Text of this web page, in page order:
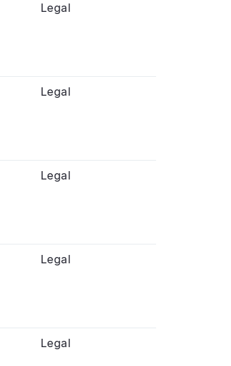
Legal
Legal
Legal
Legal
Legal